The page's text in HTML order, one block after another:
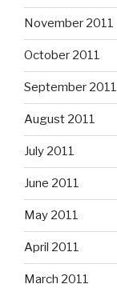
November 2011
October 2011
September 2011
August 2011
July 2011
June 2011
May 2011
April 2011
March 2011